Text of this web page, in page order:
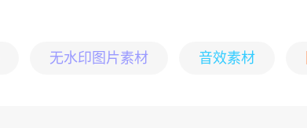
无水印图片素材 音效素材